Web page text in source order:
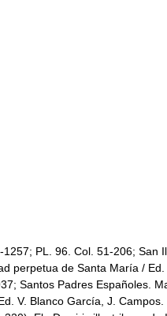
PL. 96. Col. 51-206; San
perpetua de Santa María / Ed.
Santos Padres Españoles.
V. Blanco García, J.